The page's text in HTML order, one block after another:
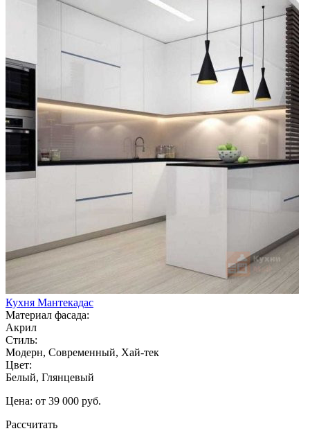
Кухня Мантекадас
Материал фасада:
Акрил
Стиль:
Модерн, Современный, Хай-тек
Цвет:
Белый, Глянцевый
Цена: от 39 000 руб.
Рассчитать